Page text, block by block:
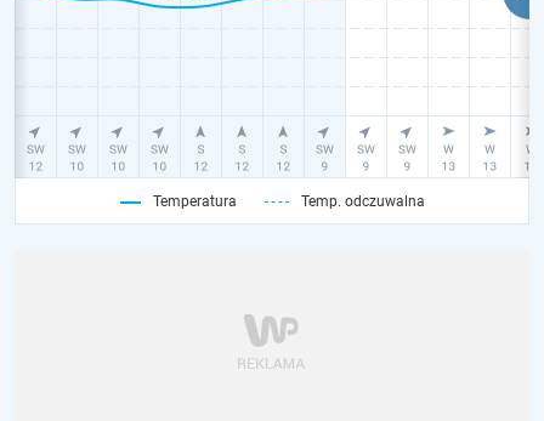
Temperatura Temp. odczuwalna